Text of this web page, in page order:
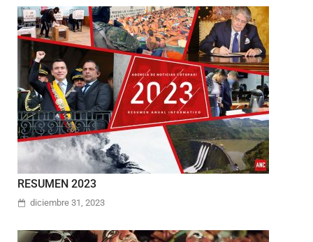
RESUMEN 2023
diciembre 31, 2023